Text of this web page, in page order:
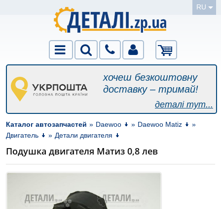
RU
хочеш безкоштовну
доставку – тримай!
деталі тут...
Каталог автозапчастей » Daewoo » Daewoo Matiz
»
Двигатель
» Детали двигателя
Подушка двигателя Матиз 0,8 лев